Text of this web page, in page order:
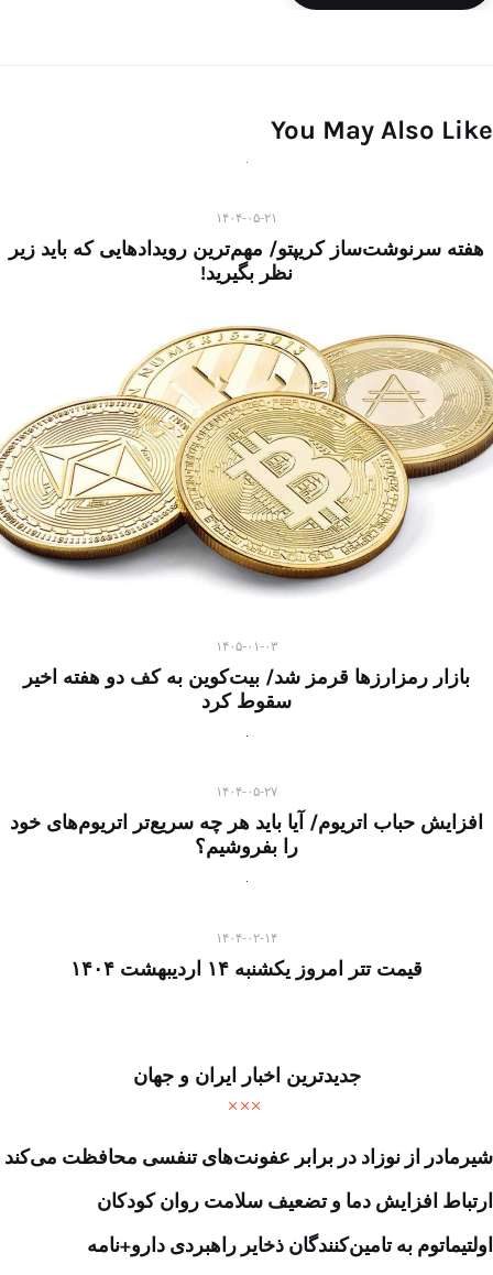
You May Also Like
۱۴۰۴-۰۵-۲۱
هفته سرنوشت‌ساز کریپتو/ مهم‌ترین رویدادهایی که باید زیر
نظر بگیرید!
۱۴۰۵-۰۱-۰۳
بازار رمزارز‌ها قرمز شد/ بیت‌کوین به کف دو هفته اخیر
سقوط کرد
۱۴۰۴-۰۵-۲۷
افزایش حباب اتریوم/ آیا باید هر چه سریع‌تر اتریوم‌های خود
را بفروشیم؟
۱۴۰۴-۰۲-۱۴
قیمت تتر امروز یکشنبه ۱۴ اردیبهشت ۱۴۰۴
جدیدترین اخبار ایران و جهان
شیرمادر از نوزاد در برابر عفونت‌های تنفسی محافظت می‌کند
ارتباط افزایش دما و تضعیف سلامت روان کودکان
اولتیماتوم به تامین‌کنندگان ذخایر راهبردی دارو+نامه